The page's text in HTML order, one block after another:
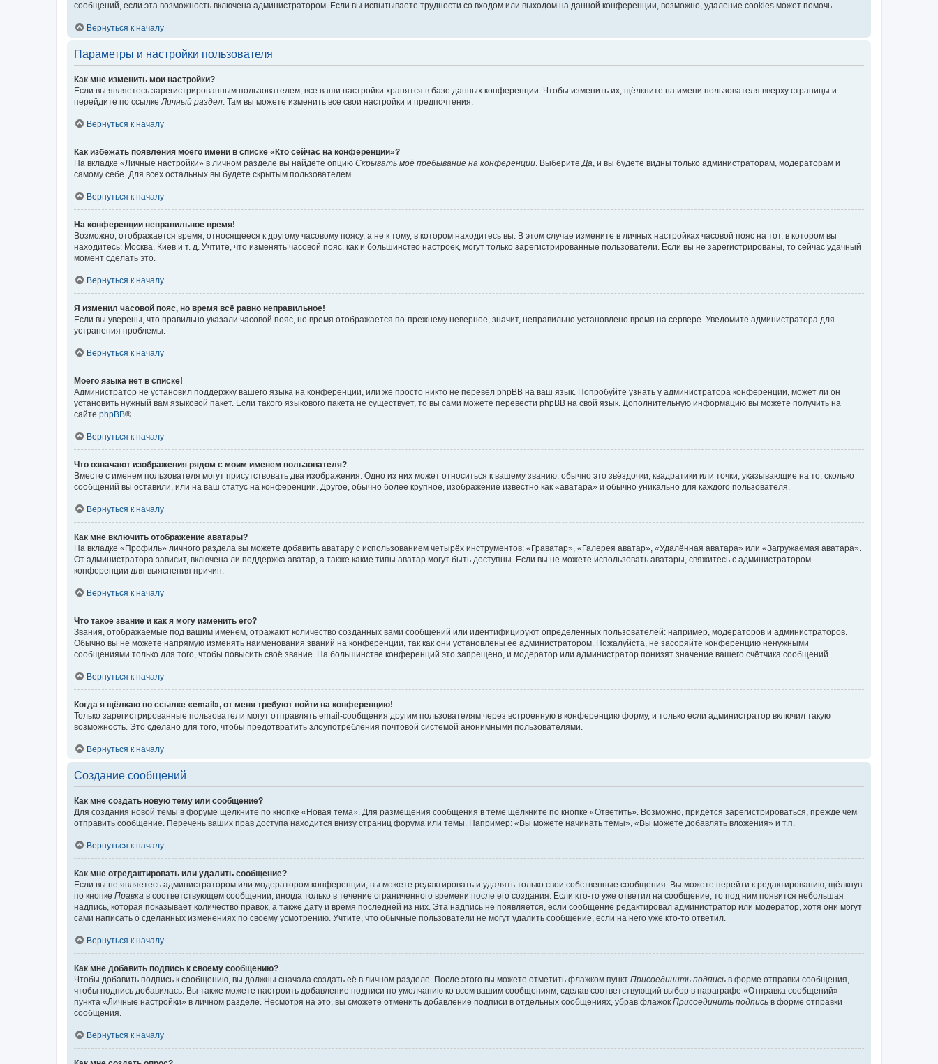
сообщений, если эта возможность включена администратором. Если вы испытываете трудности со входом или выходом на данной конференции, возможно, удаление cookies может помочь.
Вернуться к началу
Параметры и настройки пользователя
Как мне изменить мои настройки?
Если вы являетесь зарегистрированным пользователем, все ваши настройки хранятся в базе данных конференции. Чтобы изменить их, щёлкните на имени пользователя вверху страницы и
перейдите по ссылкеЛичный раздел. Там вы можете изменить все свои настройки и предпочтения.
Вернуться к началу
Как избежать появления моего имени в списке «Кто сейчас на конференции»?
На вкладке «Личные настройки» в личном разделе вы найдёте опцию Скрывать моё пребывание на конференции. ВыберитеДа, и вы будете видны только администраторам, модераторам и
самому себе. Для всех остальных вы будете скрытым пользователем.
Вернуться к началу
На конференции неправильное время!
Возможно, отображается время, относящееся к другому часовому поясу, а не к тому, в котором находитесь вы. В этом случае измените в личных настройках часовой пояс на тот, в котором вы
находитесь: Москва, Киев и т. д. Учтите, что изменять часовой пояс, как и большинство настроек, могут только зарегистрированные пользователи. Если вы не зарегистрированы, то сейчас удачный
момент сделать это.
Вернуться к началу
Я изменил часовой пояс, но время всё равно неправильное!
Если вы уверены, что правильно указали часовой пояс, но время отображается по-прежнему неверное, значит, неправильно установлено время на сервере. Уведомите администратора для
устранения проблемы.
Вернуться к началу
Моего языка нет в списке!
Администратор не установил поддержку вашего языка на конференции, или же просто никто не перевёл phpBB на ваш язык. Попробуйте узнать у администратора конференции, может ли он
установить нужный вам языковой пакет. Если такого языкового пакета не существует, то вы сами можете перевести phpBB на свой язык. Дополнительную информацию вы можете получить на
сайте phpBB®.
Вернуться к началу
Что означают изображения рядом с моим именем пользователя?
Вместе с именем пользователя могут присутствовать два изображения. Одно из них может относиться к вашему званию, обычно это звёздочки, квадратики или точки, указывающие на то, сколько
сообщений вы оставили, или на ваш статус на конференции. Другое, обычно более крупное, изображение известно как «аватара» и обычно уникально для каждого пользователя.
Вернуться к началу
Как мне включить отображение аватары?
На вкладке «Профиль» личного раздела вы можете добавить аватару с использованием четырёх инструментов: «Граватар», «Галерея аватар», «Удалённая аватара» или «Загружаемая аватара».
От администратора зависит, включена ли поддержка аватар, а также какие типы аватар могут быть доступны. Если вы не можете использовать аватары, свяжитесь с администратором
конференции для выяснения причин.
Вернуться к началу
Что такое звание и как я могу изменить его?
Звания, отображаемые под вашим именем, отражают количество созданных вами сообщений или идентифицируют определённых пользователей: например, модераторов и администраторов.
Обычно вы не можете напрямую изменять наименования званий на конференции, так как они установлены её администратором. Пожалуйста, не засоряйте конференцию ненужными
сообщениями только для того, чтобы повысить своё звание. На большинстве конференций это запрещено, и модератор или администратор понизят значение вашего счётчика сообщений.
Вернуться к началу
Когда я щёлкаю по ссылке «email», от меня требуют войти на конференцию!
Только зарегистрированные пользователи могут отправлять email-сообщения другим пользователям через встроенную в конференцию форму, и только если администратор включил такую
возможность. Это сделано для того, чтобы предотвратить злоупотребления почтовой системой анонимными пользователями.
Вернуться к началу
Создание сообщений
Как мне создать новую тему или сообщение?
Для создания новой темы в форуме щёлкните по кнопке «Новая тема». Для размещения сообщения в теме щёлкните по кнопке «Ответить». Возможно, придётся зарегистрироваться, прежде чем
отправить сообщение. Перечень ваших прав доступа находится внизу страниц форума или темы. Например: «Вы можете начинать темы», «Вы можете добавлять вложения» и т.п.
Вернуться к началу
Как мне отредактировать или удалить сообщение?
Если вы не являетесь администратором или модератором конференции, вы можете редактировать и удалять только свои собственные сообщения. Вы можете перейти к редактированию, щёлкнув
по кнопке Правка в соответствующем сообщении, иногда только в течение ограниченного времени после его создания. Если кто-то уже ответил на сообщение, то под ним появится небольшая
надпись, которая показывает количество правок, а также дату и время последней из них. Эта надпись не появляется, если сообщение редактировал администратор или модератор, хотя они могут
сами написать о сделанных изменениях по своему усмотрению. Учтите, что обычные пользователи не могут удалить сообщение, если на него уже кто-то ответил.
Вернуться к началу
Как мне добавить подпись к своему сообщению?
Чтобы добавить подпись к сообщению, вы должны сначала создать её в личном разделе. После этого вы можете отметить флажком пункт Присоединить подпись в форме отправки сообщения,
чтобы подпись добавилась. Вы также можете настроить добавление подписи по умолчанию ко всем вашим сообщениям, сделав соответствующий выбор в параграфе «Отправка сообщений»
пункта «Личные настройки» в личном разделе. Несмотря на это, вы сможете отменить добавление подписи в отдельных сообщениях, убрав флажок Присоединить подпись в форме отправки
сообщения.
Вернуться к началу